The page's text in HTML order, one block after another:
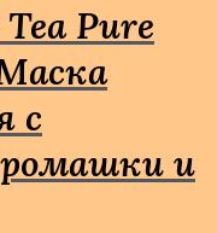
Pure
с
и